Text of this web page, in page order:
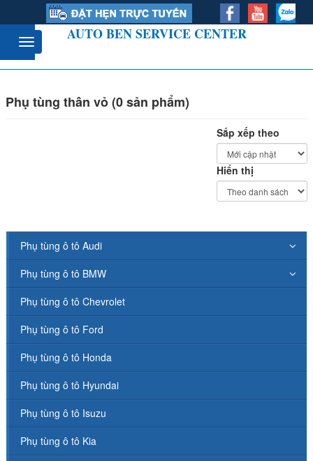
AUTO BEN SERVICE CENTER
Phụ tùng thân vỏ (0 sản phẩm)
Sắp xếp theo
Hiển thị
Phụ tùng ô tô Audi
Phụ tùng ô tô BMW
Phụ tùng ô tô Chevrolet
Phụ tùng ô tô Ford
Phụ tùng ô tô Honda
Phụ tùng ô tô Hyundai
Phụ tùng ô tô Isuzu
Phụ tùng ô tô Kia